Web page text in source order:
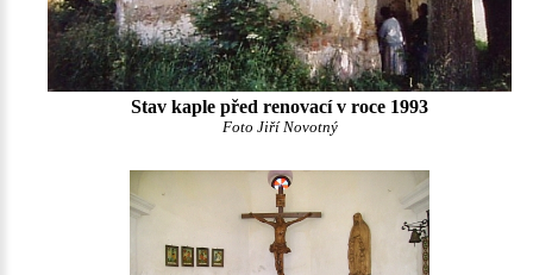
Stav kaple před renovací v roce 1993
Foto Jiří Novotný